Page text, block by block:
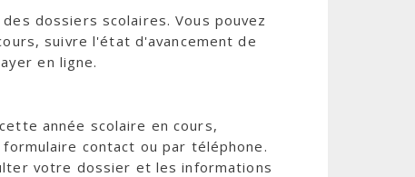
dossiers scolaires. Vous pouvez
suivre l'état d'avancement de
en ligne.
année scolaire en cours,
contact ou par téléphone.
votre dossier et les informations